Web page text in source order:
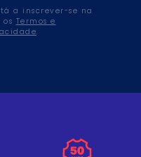
a inscrever-se na
Termos e
.